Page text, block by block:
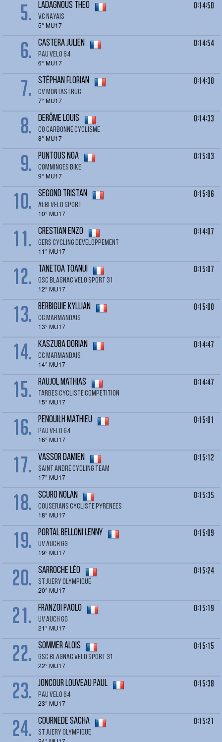
5. LADAGNOUS Theo
VC NAYAIS
5° MU17
0:14:50
6. CASTERA Julien
PAU VELO 64
6° MU17
0:14:54
7. STÉPHAN Florian
CV MONTASTRUC
7° MU17
0:14:30
8. DERÔME Louis
CO CARBONNE CYCLISME
8° MU17
0:14:33
9. PUNTOUS Noa
COMMINGES BIKE
9° MU17
0:15:03
10. SEGOND Tristan
ALBI VELO SPORT
10° MU17
0:15:06
11. CRESTIAN Enzo
GERS CYCLING DEVELOPPEMENT
11° MU17
0:14:07
12. TANETOA Toanui
GSC BLAGNAC VELO SPORT 31
12° MU17
0:15:07
13. BERBIGUIE Kyllian
CC MARMANDAIS
13° MU17
0:15:00
14. KASZUBA Dorian
CC MARMANDAIS
14° MU17
0:14:47
15. RAUJOL Mathias
TARBES CYCLISTE COMPETITION
15° MU17
0:14:47
16. PENOUILH Mathieu
PAU VELO 64
16° MU17
0:15:01
17. VASSOR Damien
SAINT ANDRE CYCLING TEAM
17° MU17
0:15:12
18. SCURO Nolan
COUSERANS CYCLISTE PYRENEES
18° MU17
0:15:35
19. PORTAL BELLONI Lenny
UV AUCH GG
19° MU17
0:15:09
20. SARROCHE Léo
ST JUERY OLYMPIQUE
20° MU17
0:15:24
21. FRANZOI Paolo
UV AUCH GG
21° MU17
0:15:19
22. SOMMER Alois
GSC BLAGNAC VELO SPORT 31
22° MU17
0:15:15
23. JONCOUR LOUVEAU Paul
PAU VELO 64
23° MU17
0:15:38
24. COURNEDE Sacha
ST JUERY OLYMPIQUE
0:15:21